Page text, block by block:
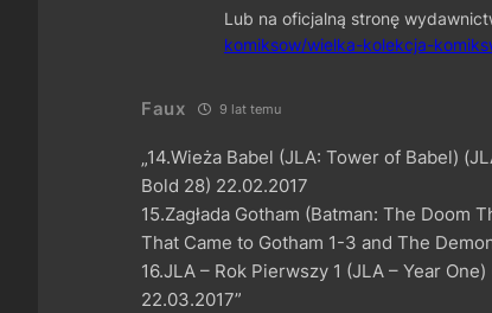
Lub na oficjalną stronę
komiksow/wielka-kolekcja-
Faux 9 lat temu
„14.Wieża Babel (JLA: Tower of Babel)
Bold 28) 22.02.2017
15.Zagłada Gotham (Batman: The Doom
That Came to Gotham 1-3 and The
16.JLA – Rok Pierwszy 1 (JLA – Year
22.03.2017”